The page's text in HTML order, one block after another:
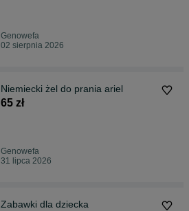
Genowefa
02 sierpnia 2026
Niemiecki żel do prania ariel
65 zł
Genowefa
31 lipca 2026
Zabawki dla dziecka